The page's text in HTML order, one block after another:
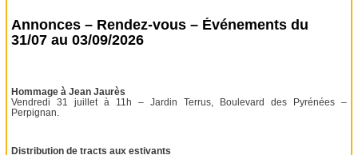
Annonces – Rendez-vous – Événements du
31/07 au 03/09/2026
Hommage à Jean Jaurès
Vendredi 31 juillet à 11h – Jardin Terrus, Boulevard des Pyrénées –
Perpignan.
Distribution de tracts aux estivants